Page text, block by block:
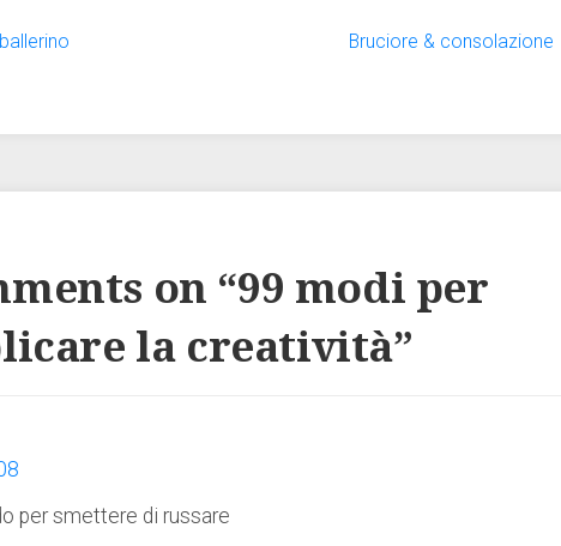
Bruciore & consolazione
on “99 modi per
la creatività”
per smettere di russare